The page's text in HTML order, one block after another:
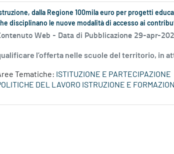
dalla Regione 100mila euro per progetti
disciplinano le nuove modalità di accesso ai
Web - Data di Pubblicazione 29-apr-
l’offerta nelle scuole del territorio, in
Tematiche: ISTITUZIONE E PARTECIPAZIONE
DEL LAVORO ISTRUZIONE E